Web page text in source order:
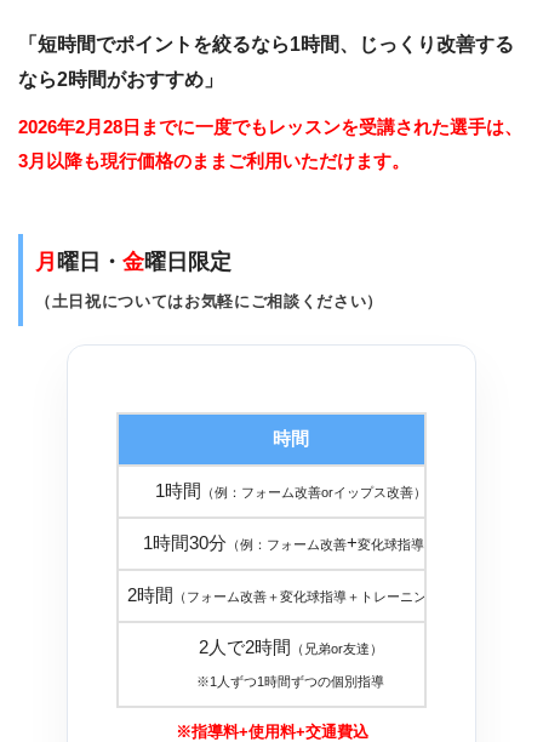
「短時間でポイントを絞るなら1時間、じっくり改善する
なら2時間がおすすめ」
2026年2月28日までに一度でもレッスンを受講された選手は、
3月以降も現行価格のままご利用いただけます。
月 曜日・ 金曜日限定
（土日祝についてはお気軽にご相談ください）
時間
1時間 （例：フォーム改善orイップス改善）
1時間30分 （例：フォーム改善+変化球指導）
2時間 （フォーム改善＋変化球指導＋トレーニング）
2人で2時間 （兄弟or友達）
※1人ずつ1時間ずつの個別指導
※指導料+使用料+交通費込